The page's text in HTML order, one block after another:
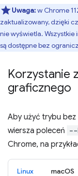
Uwaga:w Chrome
zaktualizowany, dzięki
nie wyświetla. Wszystkie
są dostępne bez
Korzystanie
graficznego
Aby użyć trybu
wiersza poleceń --
Chrome, na
Linux macOS